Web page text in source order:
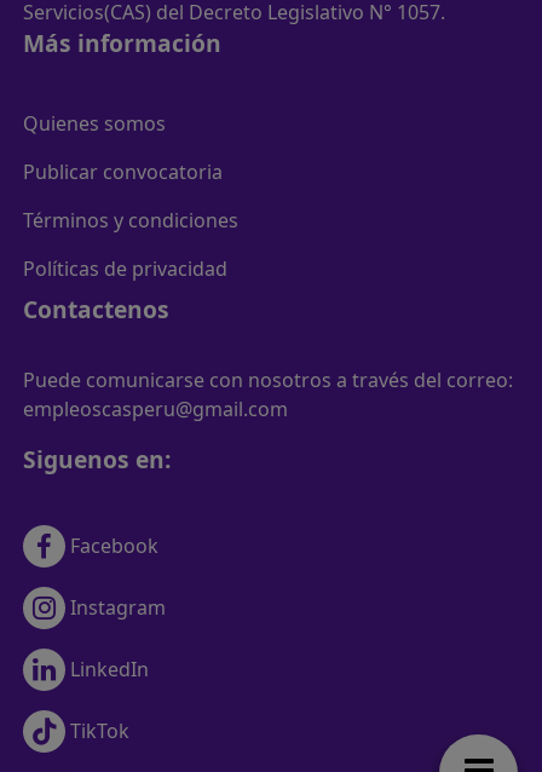
Servicios(CAS) del Decreto Legislativo N° 1057.
Más información
Quienes somos
Publicar convocatoria
Términos y condiciones
Políticas de privacidad
Contactenos
Puede comunicarse con nosotros a través del correo:
empleoscasperu@gmail.com
Siguenos en:
Facebook
Instagram
LinkedIn
TikTok